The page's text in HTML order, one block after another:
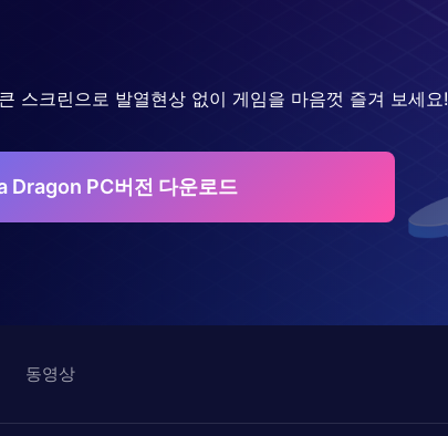
스크린으로 발열현상 없이 게임을 마음껏 즐겨 보세요!
Dragon PC버전 다운로드
동영상